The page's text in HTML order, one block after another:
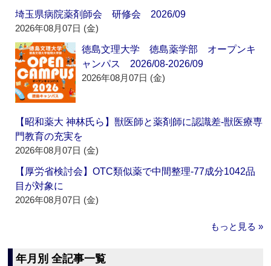
埼玉県病院薬剤師会 研修会 2026/09
2026年08月07日 (金)
徳島文理大学 徳島薬学部 オープンキ
ャンパス 2026/08-2026/09
2026年08月07日 (金)
【昭和薬大 神林氏ら】獣医師と薬剤師に認識差‐獣医療専
門教育の充実を
2026年08月07日 (金)
【厚労省検討会】OTC類似薬で中間整理‐77成分1042品
目が対象に
2026年08月07日 (金)
もっと見る »
年月別 全記事一覧